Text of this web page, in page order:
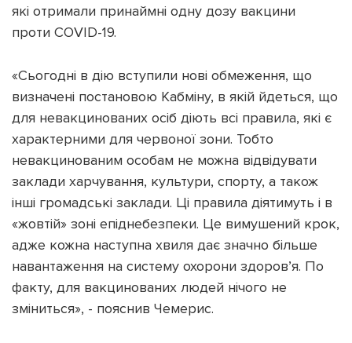
які отримали принаймні одну дозу вакцини
проти COVID-19.
«Сьогодні в дію вступили нові обмеження, що
визначені постановою Кабміну, в якій йдеться, що
для невакцинованих осіб діють всі правила, які є
характерними для червоної зони. Тобто
невакцинованим особам не можна відвідувати
заклади харчування, культури, спорту, а також
інші громадські заклади. Ці правила діятимуть і в
«жовтій» зоні епіднебезпеки. Це вимушений крок,
адже кожна наступна хвиля дає значно більше
навантаження на систему охорони здоров’я. По
факту, для вакцинованих людей нічого не
зміниться», - пояснив Чемерис.